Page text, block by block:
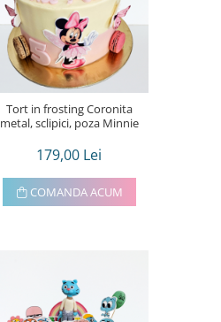
Tort in frosting Coronita
metal, sclipici, poza Minnie
179,00 Lei
COMANDA ACUM